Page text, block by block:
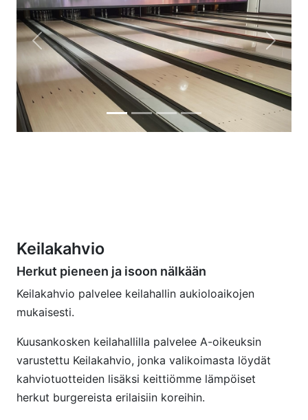
Previous Next
Keilakahvio
Herkut pieneen ja isoon nälkään
Keilakahvio palvelee keilahallin aukioloaikojen
mukaisesti.
Kuusankosken keilahallilla palvelee A-oikeuksin
varustettu Keilakahvio, jonka valikoimasta löydät
kahviotuotteiden lisäksi keittiömme lämpöiset
herkut burgereista erilaisiin koreihin.